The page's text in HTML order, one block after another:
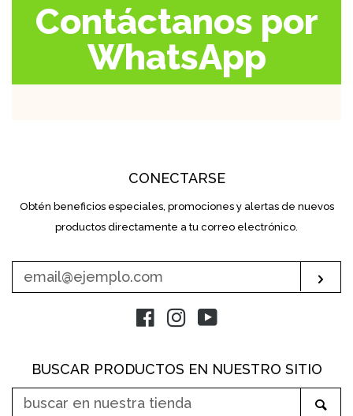
Contáctanos por
WhatsApp
CONECTARSE
INTRODUZCA
SU
MAIL
Obtén beneficios especiales, promociones y alertas de nuevos
productos directamente a tu correo electrónico.
FacebookInstagram
BUSCAR PRODUCTOS EN NUESTRO SITIO
BUSCAR